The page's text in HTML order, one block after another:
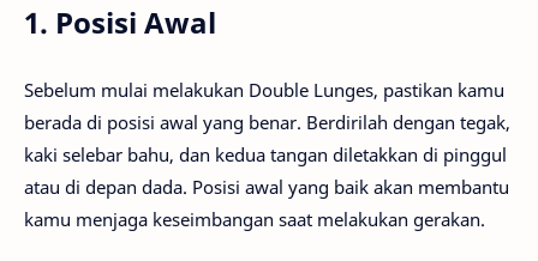
1. Posisi Awal
Sebelum mulai melakukan Double Lunges, pastikan kamu
berada di posisi awal yang benar. Berdirilah dengan tegak,
kaki selebar bahu, dan kedua tangan diletakkan di pinggul
atau di depan dada. Posisi awal yang baik akan membantu
kamu menjaga keseimbangan saat melakukan gerakan.